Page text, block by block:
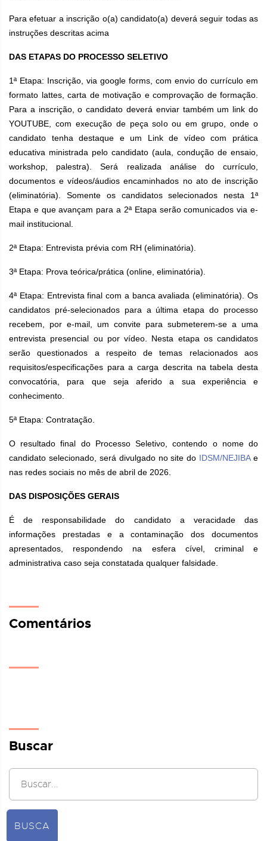
Para efetuar a inscrição o(a) candidato(a) deverá seguir todas as
instruções descritas acima
DAS ETAPAS DO PROCESSO SELETIVO
1ª Etapa: Inscrição, via google forms, com envio do currículo em
formato lattes, carta de motivação e comprovação de formação.
Para a inscrição, o candidato deverá enviar também um link do
YOUTUBE, com execução de peça solo ou em grupo, onde o
candidato tenha destaque e um Link de vídeo com prática
educativa ministrada pelo candidato (aula, condução de ensaio,
workshop, palestra). Será realizada análise do currículo,
documentos e vídeos/áudios encaminhados no ato de inscrição
(eliminatória). Somente os candidatos selecionados nesta 1ª
Etapa e que avançam para a 2ª Etapa serão comunicados via e-
mail institucional.
2ª Etapa: Entrevista prévia com RH (eliminatória).
3ª Etapa: Prova teórica/prática (online, eliminatória).
4ª Etapa: Entrevista final com a banca avaliada (eliminatória). Os
candidatos pré-selecionados para a última etapa do processo
recebem, por e-mail, um convite para submeterem-se a uma
entrevista presencial ou por vídeo. Nesta etapa os candidatos
serão questionados a respeito de temas relacionados aos
requisitos/especificações para a carga descrita na tabela desta
convocatória, para que seja aferido a sua experiência e
conhecimento.
5ª Etapa: Contratação.
O resultado final do Processo Seletivo, contendo o nome do
candidato selecionado, será divulgado no site do IDSM/NEJIBAe
nas redes sociais no mês de abril de 2026.
DAS DISPOSIÇÕES GERAIS
É de responsabilidade do candidato a veracidade das
informações prestadas e a contaminação dos documentos
apresentados, respondendo na esfera cível, criminal e
administrativa caso seja constatada qualquer falsidade.
Comentários
Buscar
BUSCA